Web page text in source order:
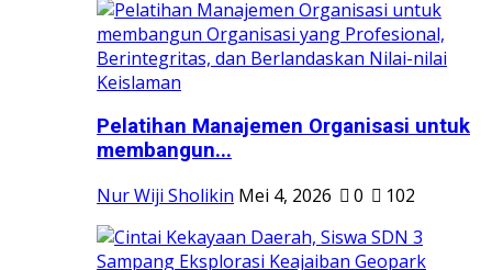
Pelatihan Manajemen Organisasi untuk
membangun...
Nur Wiji Sholikin Mei 4, 2026 0 102